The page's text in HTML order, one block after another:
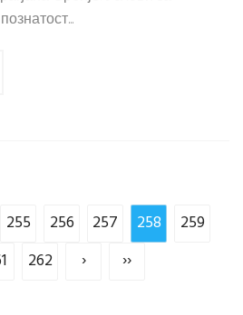
255 256 257 258
259
262 › ››